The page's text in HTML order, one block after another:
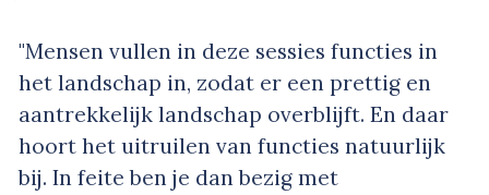
"Mensen vullen in deze sessies functies in
het landschap in, zodat er een prettig en
aantrekkelijk landschap overblijft. En daar
hoort het uitruilen van functies natuurlijk
bij. In feite ben je dan bezig met